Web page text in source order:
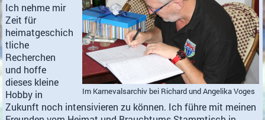
Im Karnevalsarchiv bei Richard und Angelika Voges
Ich nehme mir
Zeit für
heimatgeschich
tliche
Recherchen
und hoffe
dieses kleine
Hobby in
Zukunft noch intensivieren zu können. Ich führe mit meinen